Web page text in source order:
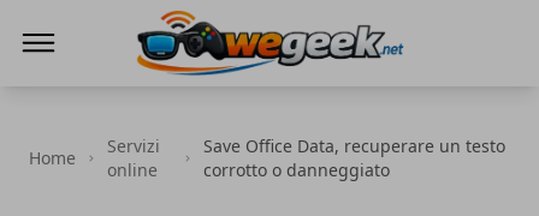
Home
Servizi
online
Save Office Data, recuperare un testo
corrotto o danneggiato